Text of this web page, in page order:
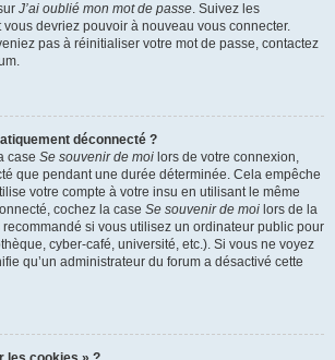
J’ai oublié mon mot de passe. Suivez les
devriez pouvoir à nouveau vous connecter.
pas à réinitialiser votre mot de passe, contactez
déconnecté ?
case Se souvenir de moi lors de votre connexion,
que pendant une durée déterminée. Cela empêche
votre compte à votre insu en utilisant le même
cochez la case Se souvenir de moi lors de la
recommandé si vous utilisez un ordinateur public pour
cyber-café, université, etc.). Si vous ne voyez
qu’un administrateur du forum a désactivé cette